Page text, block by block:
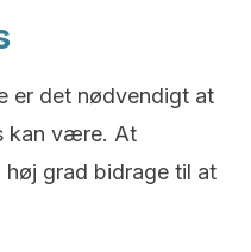
er det nødvendigt at
kan være. At
grad bidrage til at